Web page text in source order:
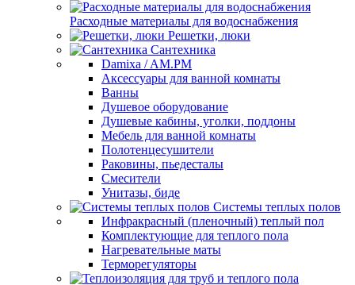
Расходные материалы для водоснабжения
Решетки, люки
Сантехника
Damixa / AM.PM
Аксессуары для ванной комнаты
Ванны
Душевое оборудование
Душевые кабины, уголки, поддоны
Мебель для ванной комнаты
Полотенцесушители
Раковины, пьедесталы
Смесители
Унитазы, биде
Системы теплых полов
Инфракрасный (пленочный) теплый пол
Комплектующие для теплого пола
Нагревательные маты
Терморегуляторы